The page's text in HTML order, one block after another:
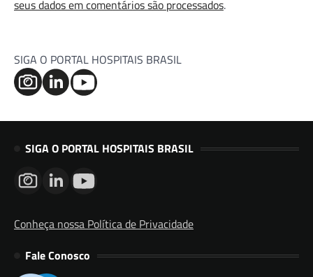
seus dados em comentários são processados.
SIGA O PORTAL HOSPITAIS BRASIL
SIGA O PORTAL HOSPITAIS BRASIL
Conheça nossa Política de Privacidade
Fale Conosco